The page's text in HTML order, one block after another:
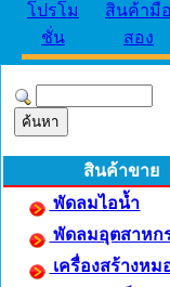
โปรโม
ชั่น
สินค้ามือ
สอง
สินค้าขาย
พัดลมไอน้ำ
พัดลมอุตสาหก
เครื่องสร้างหม